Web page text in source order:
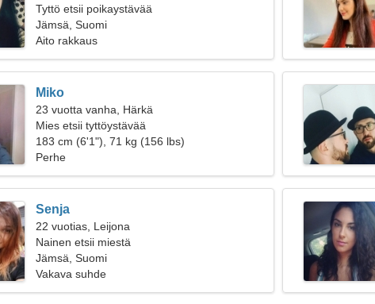
Tyttö etsii poikaystävää
Jämsä, Suomi
Aito rakkaus
Miko
23 vuotta vanha, Härkä
Mies etsii tyttöystävää
183 cm (6'1"), 71 kg (156 lbs)
Perhe
Senja
22 vuotias, Leijona
Nainen etsii miestä
Jämsä, Suomi
Vakava suhde